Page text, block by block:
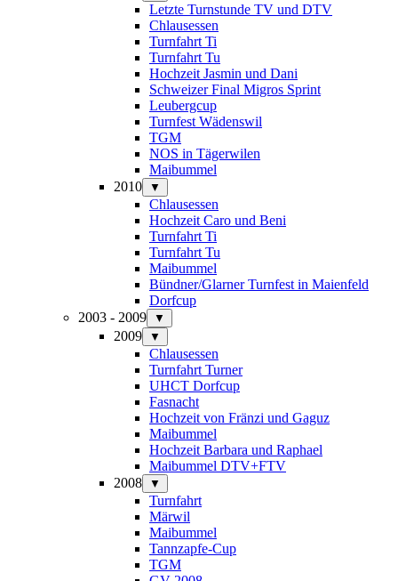
Letzte Turnstunde TV und DTV
Chlausessen
Turnfahrt Ti
Turnfahrt Tu
Hochzeit Jasmin und Dani
Schweizer Final Migros Sprint
Leubergcup
Turnfest Wädenswil
TGM
NOS in Tägerwilen
Maibummel
2010
▼
Chlausessen
Hochzeit Caro und Beni
Turnfahrt Ti
Turnfahrt Tu
Maibummel
Bündner/Glarner Turnfest in Maienfeld
Dorfcup
2003 - 2009
▼
2009 ▼
Chlausessen
Turnfahrt Turner
UHCT Dorfcup
Fasnacht
Hochzeit von Fränzi und Gaguz
Maibummel
Hochzeit Barbara und Raphael
Maibummel DTV+FTV
2008
▼
Turnfahrt
Märwil
Maibummel
Tannzapfe-Cup
TGM